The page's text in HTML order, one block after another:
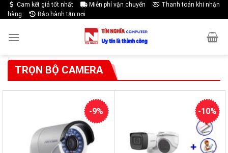
Skip
to
Cam kết giá tốt nhất Miễn phí vận chuyển
Thanh toán khi nhận
hàng
Bảo hành tận nơi
TRỌN BỘ CAMERA
-9% -10%